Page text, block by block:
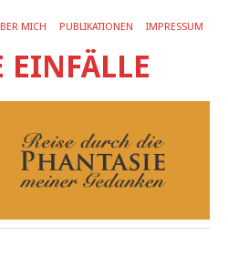
MICH PUBLIKATIONEN IMPRESSUM
EINFÄLLE